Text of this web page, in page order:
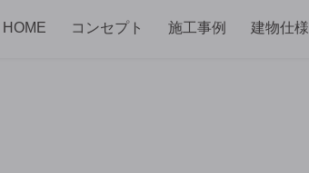
HOME コンセプト 施工事例 建物仕様